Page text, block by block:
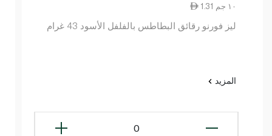
1.31 ١٠ جم
ليز فورنو رقائق البطاطس بالفلفل الأسود 43 غرام
المزيد
0